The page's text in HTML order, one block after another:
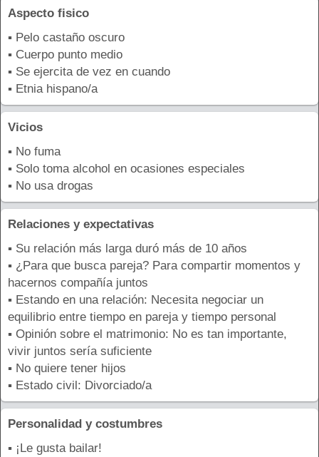
Aspecto fisico
▪ Pelo castaño oscuro
▪ Cuerpo punto medio
▪ Se ejercita de vez en cuando
▪ Etnia hispano/a
Vicios
▪ No fuma
▪ Solo toma alcohol en ocasiones especiales
▪ No usa drogas
Relaciones y expectativas
▪ Su relación más larga duró más de 10 años
▪ ¿Para que busca pareja? Para compartir momentos y
hacernos compañía juntos
▪ Estando en una relación: Necesita negociar un
equilibrio entre tiempo en pareja y tiempo personal
▪ Opinión sobre el matrimonio: No es tan importante,
vivir juntos sería suficiente
▪ No quiere tener hijos
▪ Estado civil: Divorciado/a
Personalidad y costumbres
▪ ¡Le gusta bailar!